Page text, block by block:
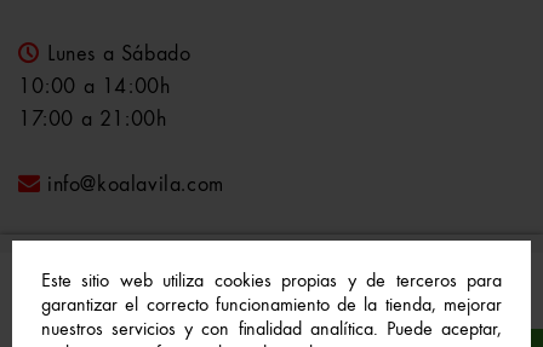
Este sitio web utiliza cookies propias y de terceros para
garantizar el correcto funcionamiento de la tienda, mejorar
nuestros servicios y con finalidad analítica. Puede aceptar,
Lunes a Sábado
10:00 a 14:00h
17:00 a 21:00h
info@koalavila.com
© 2021-2022 Koala Vila™. Todos los derechos